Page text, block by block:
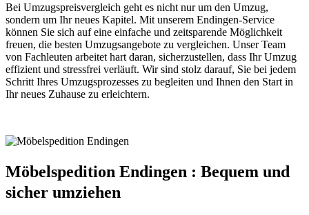
Bei Umzugspreisvergleich geht es nicht nur um den Umzug,
sondern um Ihr neues Kapitel. Mit unserem Endingen-Service
können Sie sich auf eine einfache und zeitsparende Möglichkeit
freuen, die besten Umzugsangebote zu vergleichen. Unser Team
von Fachleuten arbeitet hart daran, sicherzustellen, dass Ihr Umzug
effizient und stressfrei verläuft. Wir sind stolz darauf, Sie bei jedem
Schritt Ihres Umzugsprozesses zu begleiten und Ihnen den Start in
Ihr neues Zuhause zu erleichtern.
Möbelspedition Endingen : Bequem und
sicher umziehen